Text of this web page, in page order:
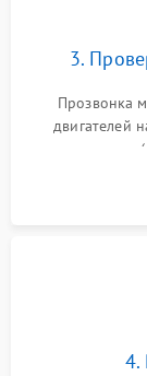
3.
Прозвонка
двигателей
концевика
4.